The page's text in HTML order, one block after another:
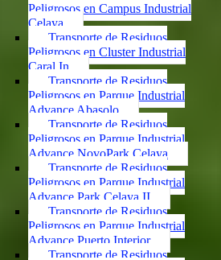
Peligrosos en Campus Industrial
Celaya
Transporte de Residuos
Peligrosos en Cluster Industrial
Caral In
Transporte de Residuos
Peligrosos en Parque Industrial
Advance Abasolo
Transporte de Residuos
Peligrosos en Parque Industrial
Advance NovoPark Celaya
Transporte de Residuos
Peligrosos en Parque Industrial
Advance Park Celaya II
Transporte de Residuos
Peligrosos en Parque Industrial
Advance Puerto Interior
Transporte de Residuos